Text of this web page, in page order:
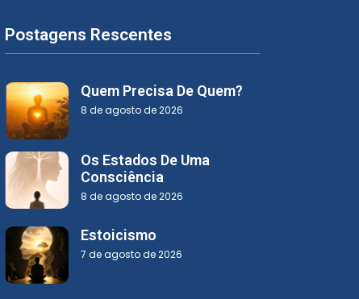
Postagens Rescentes
Quem Precisa De Quem?
8 de agosto de 2026
Os Estados De Uma
Consciência
8 de agosto de 2026
Estoicismo
7 de agosto de 2026